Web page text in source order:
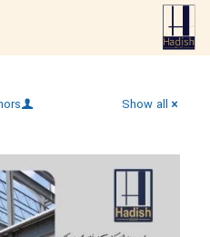
Show all